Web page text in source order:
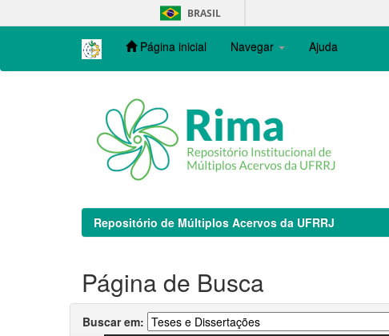
navigation
BRASIL
Página inicial Navegar Ajuda
Repositório de Múltiplos Acervos da UFRRJ
Página de Busca
Buscar em: